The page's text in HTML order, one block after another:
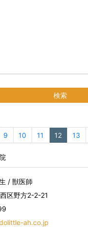
検索
9 10 11 12 13
/ 獣医師
区野方2-2-21
ah.co.jp